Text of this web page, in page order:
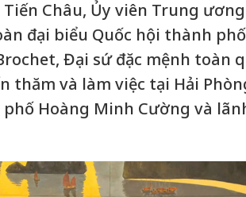
Tiến Châu, Ủy viên Trung
đại biểu Quốc hội thành
Đại sứ đặc mệnh toàn
thăm và làm việc tại Hải
Hoàng Minh Cường và